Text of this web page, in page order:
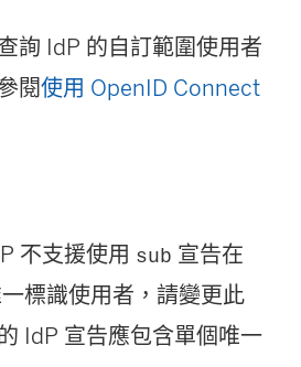
詢 IdP 的自訂範圍使用者
閱使用 OpenID Connect
不支援使用 sub 宣告在
標識使用者，請變更此
IdP 宣告應包含單個唯一